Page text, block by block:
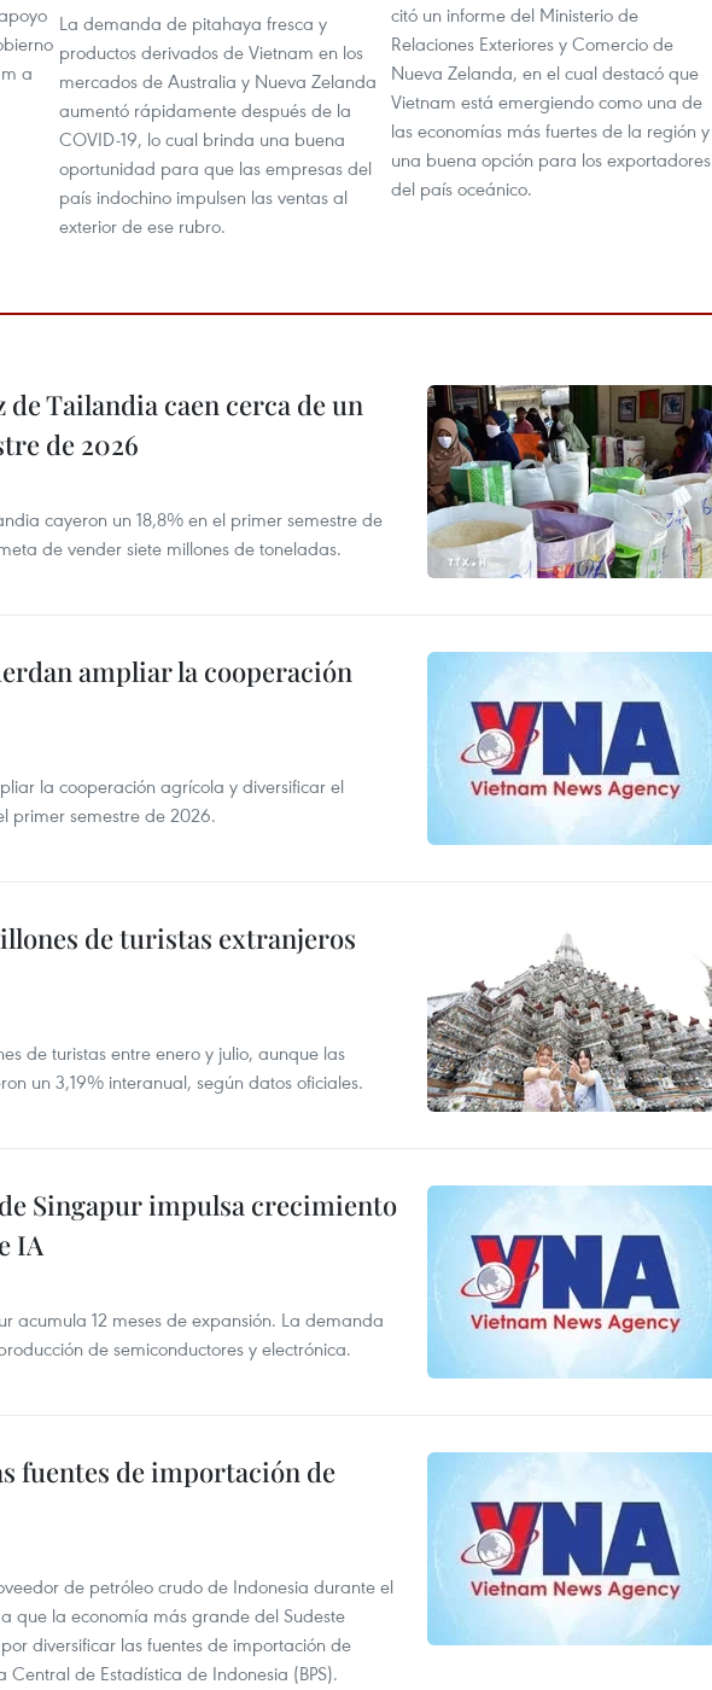
a
La demanda de pitahaya fresca y
productos derivados de Vietnam en los
mercados de Australia y Nueva Zelanda
aumentó rápidamente después de la
COVID-19, lo cual brinda una buena
oportunidad para que las empresas del
país indochino impulsen las ventas al
exterior de ese rubro.
citó un informe del Ministerio de
Relaciones Exteriores y Comercio de
Nueva Zelanda, en el cual destacó que
Vietnam está emergiendo como una de
las economías más fuertes de la región y
una buena opción para los exportadores
del país oceánico.
Tailandia caen cerca de un
de 2026
cayeron un 18,8% en el primer semestre de
de vender siete millones de toneladas.
ampliar la cooperación
la cooperación agrícola y diversificar el
primer semestre de 2026.
de turistas extranjeros
de turistas entre enero y julio, aunque las
un 3,19% interanual, según datos oficiales.
Singapur impulsa crecimiento
IA
acumula 12 meses de expansión. La demanda
de semiconductores y electrónica.
fuentes de importación de
de petróleo crudo de Indonesia durante el
que la economía más grande del Sudeste
diversificar las fuentes de importación de
de Estadística de Indonesia (BPS).